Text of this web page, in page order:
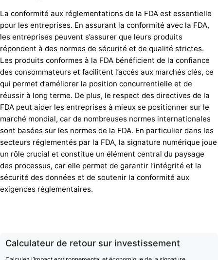
La conformité aux réglementations de la FDA est essentielle
pour les entreprises. En assurant la conformité avec la FDA,
les entreprises peuvent s’assurer que leurs produits
répondent à des normes de sécurité et de qualité strictes.
Les produits conformes à la FDA bénéficient de la confiance
des consommateurs et facilitent l’accès aux marchés clés, ce
qui permet d’améliorer la position concurrentielle et de
réussir à long terme. De plus, le respect des directives de la
FDA peut aider les entreprises à mieux se positionner sur le
marché mondial, car de nombreuses normes internationales
sont basées sur les normes de la FDA. En particulier dans les
secteurs réglementés par la FDA, la signature numérique joue
un rôle crucial et constitue un élément central du paysage
des processus, car elle permet de garantir l’intégrité et la
sécurité des données et de soutenir la conformité aux
exigences réglementaires.
Calculateur de retour sur investissement